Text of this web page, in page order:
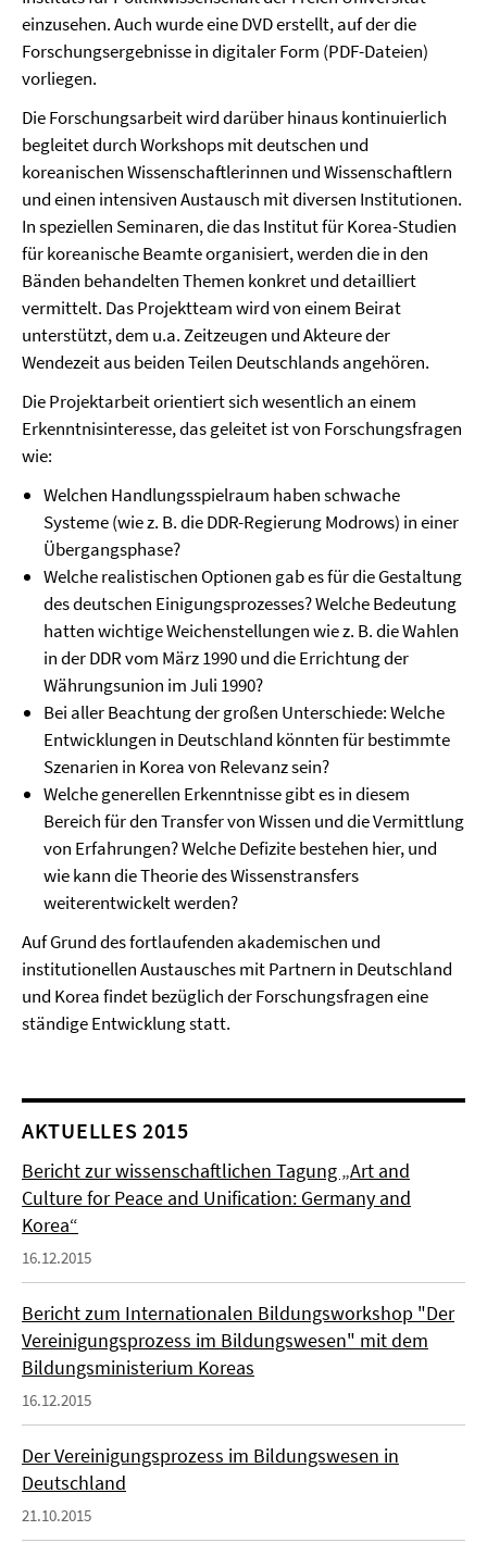
einzusehen. Auch wurde eine DVD erstellt, auf der die
Forschungsergebnisse in digitaler Form (PDF-Dateien)
vorliegen.
Die Forschungsarbeit wird darüber hinaus kontinuierlich
begleitet durch Workshops mit deutschen und
koreanischen Wissenschaftlerinnen und Wissenschaftlern
und einen intensiven Austausch mit diversen Institutionen.
In speziellen Seminaren, die das Institut für Korea-Studien
für koreanische Beamte organisiert, werden die in den
Bänden behandelten Themen konkret und detailliert
vermittelt. Das Projektteam wird von einem Beirat
unterstützt, dem u.a. Zeitzeugen und Akteure der
Wendezeit aus beiden Teilen Deutschlands angehören.
Die Projektarbeit orientiert sich wesentlich an einem
Erkenntnisinteresse, das geleitet ist von Forschungsfragen
wie:
Welchen Handlungsspielraum haben schwache
Systeme (wie z. B. die DDR-Regierung Modrows) in einer
Übergangsphase?
Welche realistischen Optionen gab es für die Gestaltung
des deutschen Einigungsprozesses? Welche Bedeutung
hatten wichtige Weichenstellungen wie z. B. die Wahlen
in der DDR vom März 1990 und die Errichtung der
Währungsunion im Juli 1990?
Bei aller Beachtung der großen Unterschiede: Welche
Entwicklungen in Deutschland könnten für bestimmte
Szenarien in Korea von Relevanz sein?
Welche generellen Erkenntnisse gibt es in diesem
Bereich für den Transfer von Wissen und die Vermittlung
von Erfahrungen? Welche Defizite bestehen hier, und
wie kann die Theorie des Wissenstransfers
weiterentwickelt werden?
Auf Grund des fortlaufenden akademischen und
institutionellen Austausches mit Partnern in Deutschland
und Korea findet bezüglich der Forschungsfragen eine
ständige Entwicklung statt.
AKTUELLES 2015
Bericht zur wissenschaftlichen Tagung „Art and
Culture for Peace and Unification: Germany and
Korea“
16.12.2015
Bericht zum Internationalen Bildungsworkshop "Der
Vereinigungsprozess im Bildungswesen" mit dem
Bildungsministerium Koreas
16.12.2015
Der Vereinigungsprozess im Bildungswesen in
Deutschland
21.10.2015